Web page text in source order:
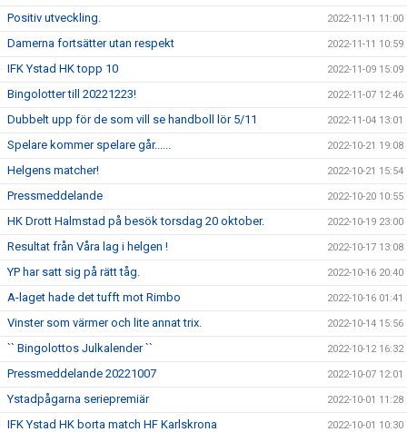
Positiv utveckling. 2022-11-11 11:00
Damerna fortsätter utan respekt 2022-11-11 10:59
IFK Ystad HK topp 10 2022-11-09 15:09
Bingolotter till 20221223! 2022-11-07 12:46
Dubbelt upp för de som vill se handboll lör 5/11 2022-11-04 13:01
Spelare kommer spelare går...... 2022-10-21 19:08
Helgens matcher! 2022-10-21 15:54
Pressmeddelande 2022-10-20 10:55
HK Drott Halmstad på besök torsdag 20 oktober. 2022-10-19 23:00
Resultat från Våra lag i helgen ! 2022-10-17 13:08
YP har satt sig på rätt tåg. 2022-10-16 20:40
A-laget hade det tufft mot Rimbo 2022-10-16 01:41
Vinster som värmer och lite annat trix. 2022-10-14 15:56
`` Bingolottos Julkalender `` 2022-10-12 16:32
Pressmeddelande 20221007 2022-10-07 12:01
Ystadpågarna seriepremiär 2022-10-01 11:28
IFK Ystad HK borta match HF Karlskrona 2022-10-01 10:30